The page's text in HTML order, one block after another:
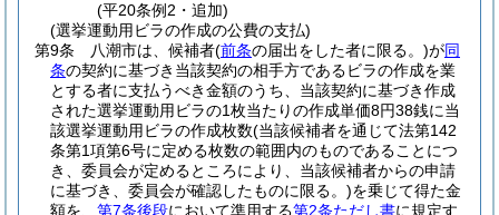
(平20条例2・追加)
(選挙運動用ビラの作成の公費の支払)
第9条
八潮市は、候補者(前条の届出をした者に限る。)が同
条の契約に基づき当該契約の相手方であるビラの作成を業
とする者に支払うべき金額のうち、当該契約に基づき作成
された選挙運動用ビラの1枚当たりの作成単価8円38銭に当
該選挙運動用ビラの作成枚数(当該候補者を通じて法第142
条第1項第6号に定める枚数の範囲内のものであることにつ
き、委員会が定めるところにより、当該候補者からの申請
に基づき、委員会が確認したものに限る。)を乗じて得た金
額を、 第7条後段において準用する第2条ただし書に規定す